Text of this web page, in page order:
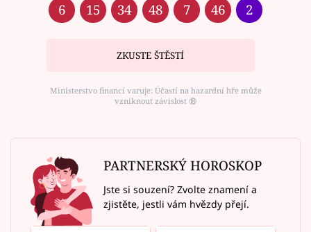
6 15 34 48 7 46 2
ZKUSTE ŠTĚSTÍ
Ministerstvo financí varuje: Účastí na hazardní hře může
vzniknout závislost ⑱
PARTNERSKÝ HOROSKOP
Jste si souzení? Zvolte znamení a
zjistěte, jestli vám hvězdy přejí.